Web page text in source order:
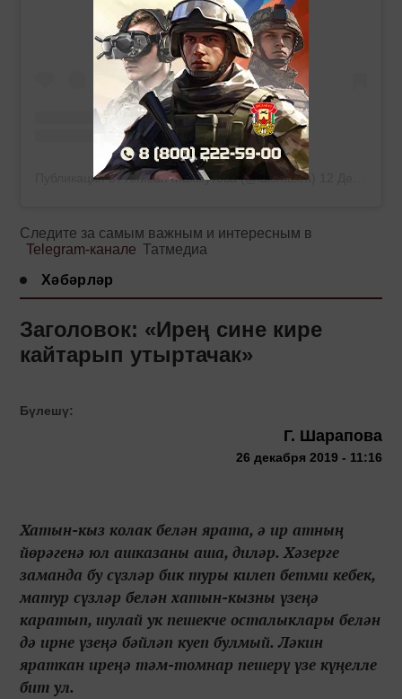
Публикация от Ляйсан Махмутова (@laismaxm)
Следите за самым важным и интересным в
Telegram-канале Татмедиа
Хәбәрләр
Заголовок: «Ирең сине кире
кайтарып утыртачак»
Бүлешү:
Г. Шарапова
26 декабря 2019 - 11:16
Хатын-кыз колак белән ярата, ә ир атның
йөрәгенә юл ашказаны аша, диләр. Хәзерге
заманда бу сүзләр бик туры килеп бетми кебек,
матур сүзләр белән хатын-кызны үзеңә
каратып, шулай ук пешекче осталыклары белән
дә ирне үзеңә бәйләп куеп булмый. Ләкин
яраткан иреңә тәм-томнар пешерү үзе күңелле
бит ул.